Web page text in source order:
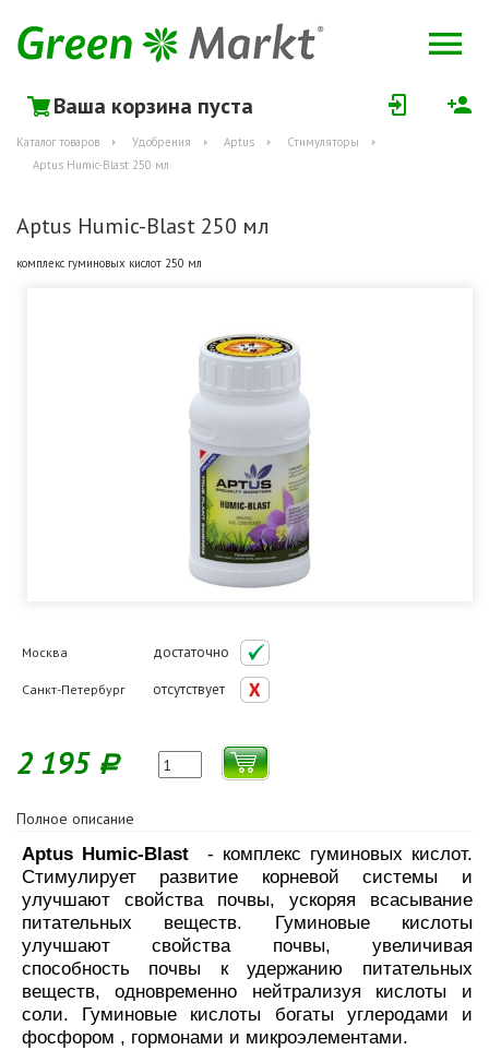
Ваша корзина пуста
Каталог товаров Удобрения Aptus
Стимуляторы
Aptus Humic-Blast 250 мл
Aptus Humic-Blast 250 мл
комплекс гуминовых кислот 250 мл
Москва достаточно
Санкт-Петербург отсутствует
2 195 Р
Полное описание
Aptus Humic-Blast
- комплекс гуминовых кислот.
Стимулирует развитие корневой системы и
улучшают свойства почвы, ускоряя всасывание
питательных веществ. Гуминовые кислоты
улучшают свойства почвы, увеличивая
способность почвы к удержанию питательных
веществ, одновременно нейтрализуя кислоты и
соли. Гуминовые кислоты богаты углеродами и
фосфором , гормонами и микроэлементами.